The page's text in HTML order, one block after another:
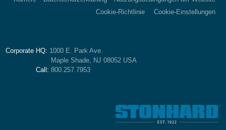
Cookie-Richtlinie
Cookie-Einstellungen
Corporate HQ: 1000 E. Park Ave.
Maple Shade, NJ 08052 USA
Call: 800.257.7953